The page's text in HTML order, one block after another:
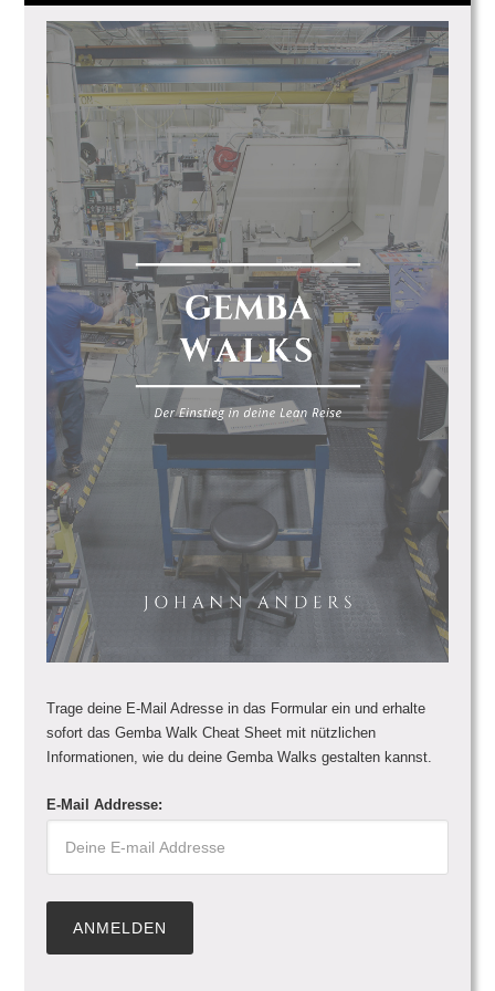
Trage deine E-Mail Adresse in das Formular ein und erhalte
sofort das Gemba Walk Cheat Sheet mit nützlichen
Informationen, wie du deine Gemba Walks gestalten kannst.
E-Mail Addresse: